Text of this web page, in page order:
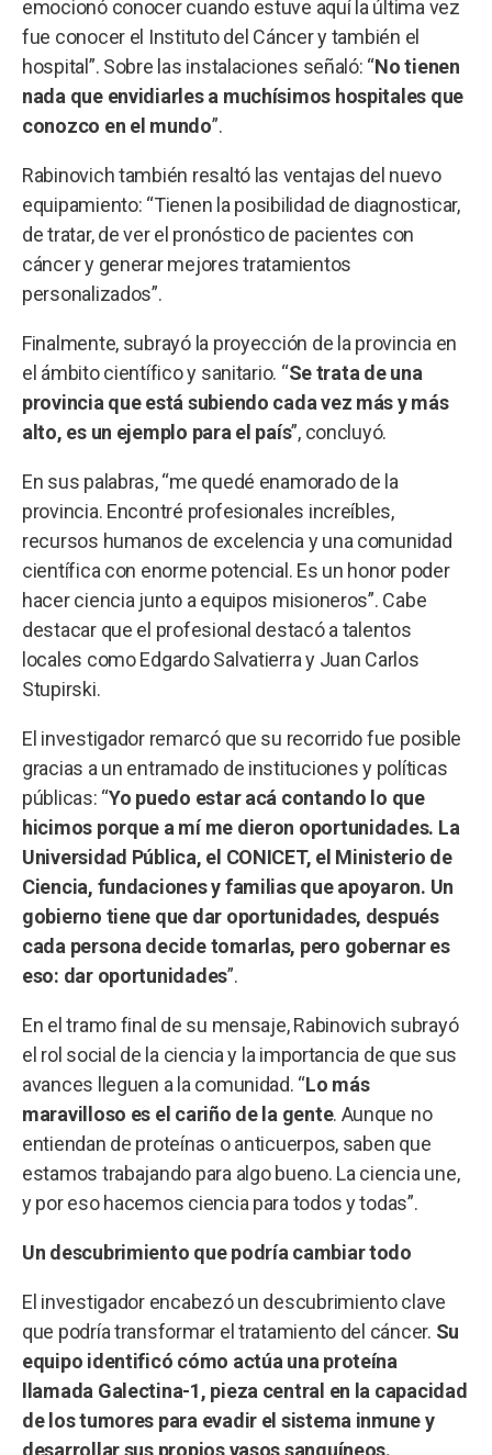
emocionó conocer cuando estuve aquí la última vez
fue conocer el Instituto del Cáncer y también el
hospital”. Sobre las instalaciones señaló: “No tienen
nada que envidiarles a muchísimos hospitales que
conozco en el mundo”.
Rabinovich también resaltó las ventajas del nuevo
equipamiento: “Tienen la posibilidad de diagnosticar,
de tratar, de ver el pronóstico de pacientes con
cáncer y generar mejores tratamientos
personalizados”.
Finalmente, subrayó la proyección de la provincia en
el ámbito científico y sanitario. “Se trata de una
provincia que está subiendo cada vez más y más
alto, es un ejemplo para el país”, concluyó.
En sus palabras, “me quedé enamorado de la
provincia. Encontré profesionales increíbles,
recursos humanos de excelencia y una comunidad
científica con enorme potencial. Es un honor poder
hacer ciencia junto a equipos misioneros”. Cabe
destacar que el profesional destacó a talentos
locales como Edgardo Salvatierra y Juan Carlos
Stupirski.
El investigador remarcó que su recorrido fue posible
gracias a un entramado de instituciones y políticas
públicas: “Yo puedo estar acá contando lo que
hicimos porque a mí me dieron oportunidades. La
Universidad Pública, el CONICET, el Ministerio de
Ciencia, fundaciones y familias que apoyaron. Un
gobierno tiene que dar oportunidades, después
cada persona decide tomarlas, pero gobernar es
eso: dar oportunidades”.
En el tramo final de su mensaje, Rabinovich subrayó
el rol social de la ciencia y la importancia de que sus
avances lleguen a la comunidad. “Lo más
maravilloso es el cariño de la gente. Aunque no
entiendan de proteínas o anticuerpos, saben que
estamos trabajando para algo bueno. La ciencia une,
y por eso hacemos ciencia para todos y todas”.
Un descubrimiento que podría cambiar todo
El investigador encabezó un descubrimiento clave
que podría transformar el tratamiento del cáncer. Su
equipo identificó cómo actúa una proteína
llamada Galectina-1, pieza central en la capacidad
de los tumores para evadir el sistema inmune y
desarrollar sus propios vasos sanguíneos.